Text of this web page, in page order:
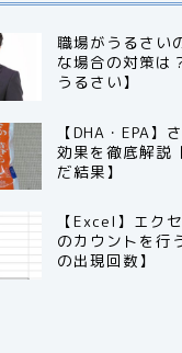
職場がうるさい
な場合の対策は
うるさい】
【DHA・EPA】
効果を徹底解説
だ結果】
【Excel】エク
のカウントを行
の出現回数】